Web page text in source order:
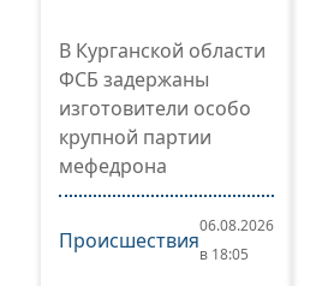
В Курганской области
ФСБ задержаны
изготовители особо
крупной партии
мефедрона
Происшествия
06.08.2026
в 18:05